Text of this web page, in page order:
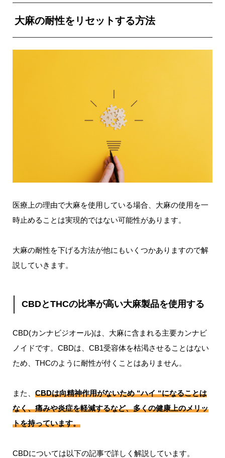
大麻の耐性をリセットする方法
医療上の理由で大麻を使用している場合、大麻の使用を一
時止めることは実現的ではない可能性があります。
大麻の耐性を下げる方法が他にもいくつかありますので解
説していきます。
CBDとTHCの比率が高い大麻製品を使用する
CBD(カンナビジオール)は、大麻に含まれる主要カンナビ
ノイドです。CBDは、CB1受容体を枯渇させることはない
ため、THCのように耐性が付くことはありません。
また、 CBDは向精神作用がないため “ハイ “になることは
なく、痛みや炎症を軽減するなど、多くの健康上のメリッ
トを持っています。
CBDについては以下の記事で詳しく解説しています。